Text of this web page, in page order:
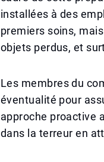
installées à des
premiers soins,
objets perdus, et
Les membres du
éventualité pour
approche proactive
dans la terreur en